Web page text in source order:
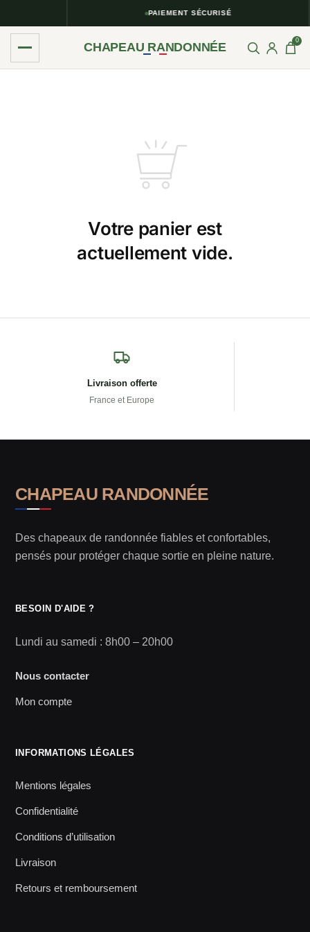
PAIEMENT SÉCURISÉ
CHAPEAU RANDONNÉE 0
Votre panier est
actuellement vide.
Livraison offerte
France et Europe
CHAPEAU RANDONNÉE
Des chapeaux de randonnée fiables et confortables,
pensés pour protéger chaque sortie en pleine nature.
BESOIN D'AIDE ?
Lundi au samedi : 8h00 – 20h00
Nous contacter
Mon compte
INFORMATIONS LÉGALES
Mentions légales
Confidentialité
Conditions d’utilisation
Livraison
Retours et remboursement